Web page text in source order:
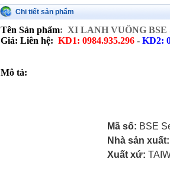
Chi tiết sản phẩm
Tên Sản phẩm: XI LANH VUÔNG BSE
Giá: Liên hệ: KD1: 0984.935.296 - KD2:
Mô tả:
Mã số: BSE
Nhà sản xuất:
Xuất xứ: